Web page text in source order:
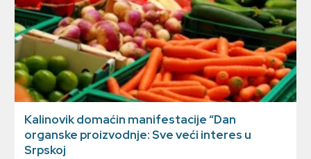
Kalinovik domaćin manifestacije “Dan
organske proizvodnje: Sve veći interes u
Srpskoj